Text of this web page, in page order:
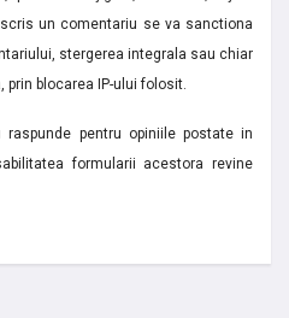
un comentariu se va sanctiona
stergerea integrala sau chiar
blocarea IP-ului folosit.
raspunde pentru opiniile postate in
formularii acestora revine